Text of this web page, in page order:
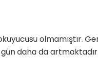
olmamıştır.
daha da